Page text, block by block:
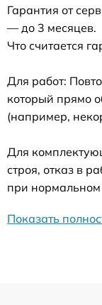
Гарантия от
— до 3 месяцев.
Что считается
Для работ:
который прямо
(например,
Для
строя, отказ в
при
Показать